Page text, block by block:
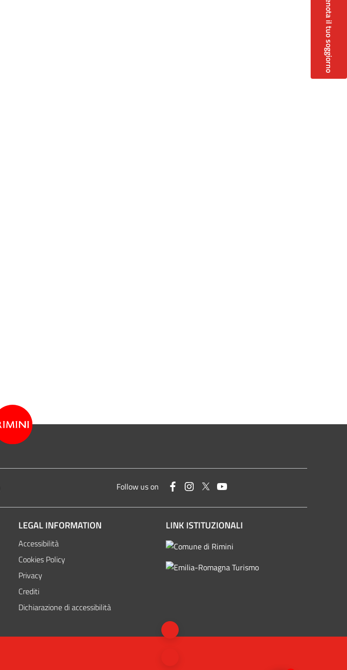
Prenota il tuo soggiorno
Follow us on FacebookInstagram
Twitter
LEGAL INFORMATION
Accessibilità
Cookies Policy
Privacy
Crediti
Dichiarazione di accessibilità
LINK ISTITUZIONALI